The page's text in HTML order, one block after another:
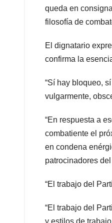
queda en
filosofía de
El dignatario
confirma la
“Sí hay bloqueo,
vulgarmente,
“En respuesta a
combatiente el
en condena
patrocinadores
“El trabajo del
“El trabajo del